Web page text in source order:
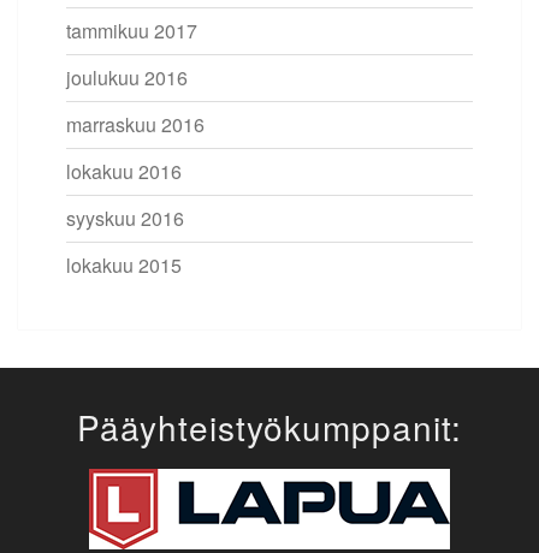
tammikuu 2017
joulukuu 2016
marraskuu 2016
lokakuu 2016
syyskuu 2016
lokakuu 2015
Pääyhteistyökumppanit: